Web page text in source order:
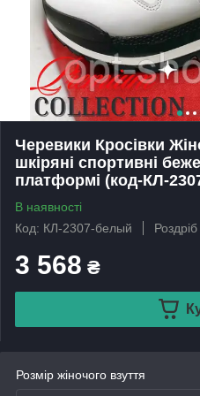
Черевики Кросівки
шкіряні спортивні
платформі (код-КЛ-
В наявності
Код: КЛ-2307-белый
Роздріб
3 568 ₴
Розмір жіночого взуття